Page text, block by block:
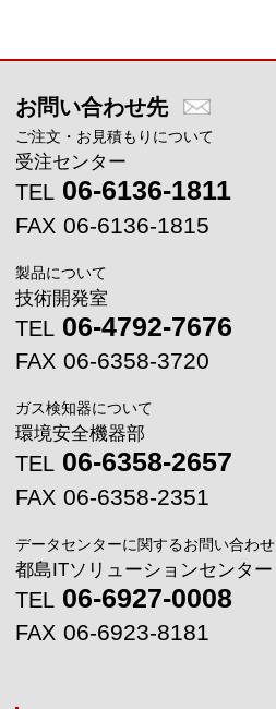
お問い合わせ先
ご注文・お見積もりについて
受注センター
TEL 06-6136-1811
FAX 06-6136-1815
製品について
技術開発室
TEL 06-4792-7676
FAX 06-6358-3720
ガス検知器について
環境安全機器部
TEL 06-6358-2657
FAX 06-6358-2351
データセンターに関するお問い合わせ
都島ITソリューションセンター
TEL 06-6927-0008
FAX 06-6923-8181